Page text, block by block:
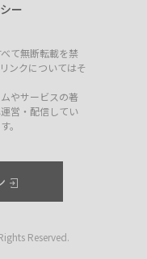
ー
て無断転載を禁
ンクについてはそ
やサービスの著
営・配信してい
。
Reserved.